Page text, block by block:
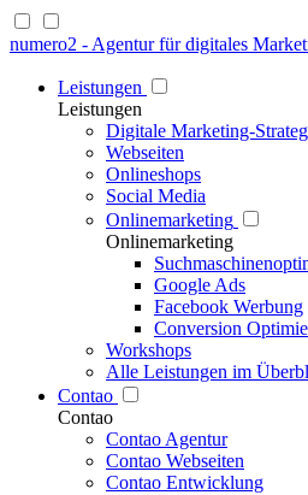
numero2 - Agentur für digitales
Leistungen
Leistungen
Digitale Marketing-
Webseiten
Onlineshops
Social Media
Onlinemarketing
Onlinemarketing
Google Ads
Facebook Werbung
Conversion
Workshops
Alle Leistungen im
Contao
Contao
Contao Agentur
Contao Webseiten
Contao Entwicklung